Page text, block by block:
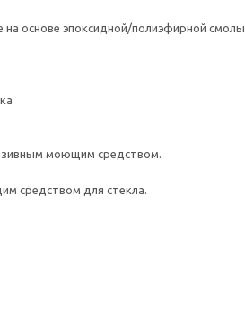
основе эпоксидной/полиэфирной смолы
моющим средством.
средством для стекла.